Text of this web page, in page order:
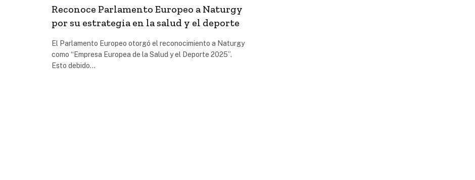
Reconoce Parlamento Europeo a Naturgy
por su estrategia en la salud y el deporte
El Parlamento Europeo otorgó el reconocimiento a Naturgy
como “Empresa Europea de la Salud y el Deporte 2025”.
Esto debido…